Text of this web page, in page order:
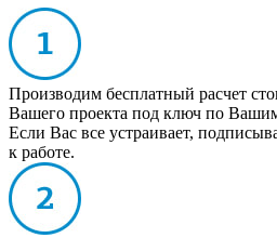
Производим бесплатный расчет
Вашего проекта под ключ по
Если Вас все устраивает,
к работе.